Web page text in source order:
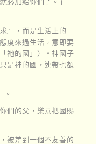
必加給你們了。」
』，而是生活上的
度來過生活，意即要
祂的國」）。神國子
是神的國，連帶也額
。
們的父，樂意把國賜
被差到一個不友善的